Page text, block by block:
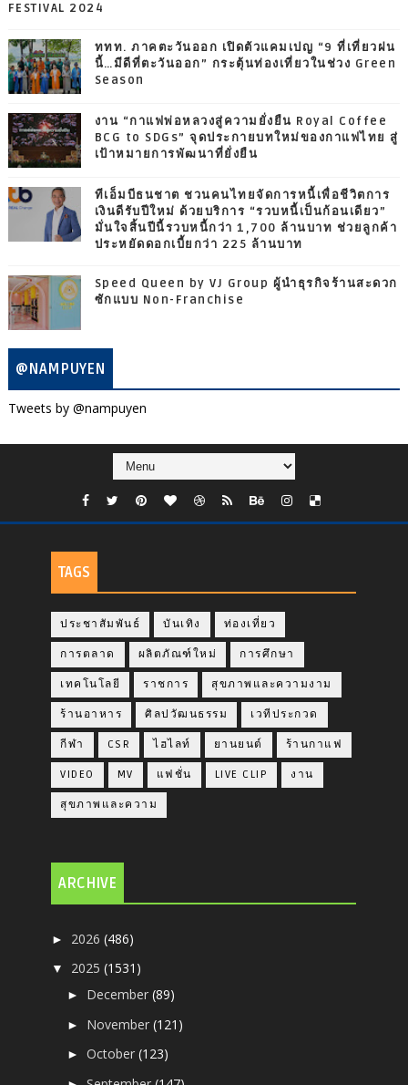
FESTIVAL 2024
ททท. ภาคตะวันออก เปิดตัวแคมเปญ “9 ที่เที่ยวฝน
นี้…มีดีที่ตะวันออก” กระตุ้นท่องเที่ยวในช่วง Green
Season
งาน “กาแฟพ่อหลวงสู่ความยั่งยืน Royal Coffee
BCG to SDGs” จุดประกายบทใหม่ของกาแฟไทย สู่
เป้าหมายการพัฒนาที่ยั่งยืน
ทีเอ็มบีธนชาต ชวนคนไทยจัดการหนี้เพื่อชีวิตการ
เงินดีรับปีใหม่ ด้วยบริการ “รวบหนี้เป็นก้อนเดียว”
มั่นใจสิ้นปีนี้รวบหนี้กว่า 1,700 ล้านบาท ช่วยลูกค้า
ประหยัดดอกเบี้ยกว่า 225 ล้านบาท
Speed Queen by VJ Group ผู้นำธุรกิจร้านสะดวก
ซักแบบ Non-Franchise
@NAMPUYEN
Tweets by @nampuyen
TAGS
ประชาสัมพันธ์ บันเทิง ท่องเที่ยว
การตลาด ผลิตภัณฑ์ใหม่ การศึกษา
เทคโนโลยี ราชการ สุขภาพและความงาม
ร้านอาหาร ศิลปวัฒนธรรม เวทีประกวด
กีฬา CSR ไฮไลท์ ยานยนต์ ร้านกาแฟ
VIDEO MV แฟชั่น LIVE CLIP งาน
สุขภาพและความ
ARCHIVE
► 2026(486)
▼ 2025(1531)
► December(89)
► November(121)
►October(123)